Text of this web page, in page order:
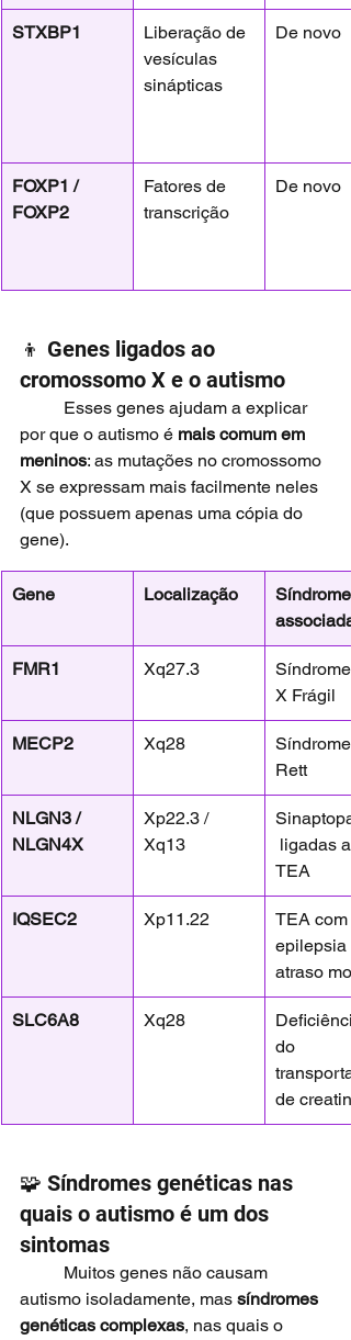
STXBP1
Liberação de
vesículas
sinápticas
De novo
FOXP1 /
FOXP2
Fatores de
transcrição
De novo
👦 Genes ligados ao
cromossomo X e o autismo
por que o autismo é mais comum em
meninos: as mutações no cromossomo
X se expressam mais facilmente neles
(que possuem apenas uma cópia do
gene).
Gene Localização
Síndrome
associada
FMR1 Xq27.3
Síndrome
X Frágil
MECP2 Xq28
Síndrome
Rett
NLGN3 /
NLGN4X
Xp22.3 /
Xq13
ligadas
TEA
IQSEC2 Xp11.22
TEA com
epilepsia
atraso
SLC6A8 Xq28
do
de creatina
🧩 Síndromes genéticas nas
quais o autismo é um dos
sintomas
autismo isoladamente, mas síndromes
genéticas complexas, nas quais o